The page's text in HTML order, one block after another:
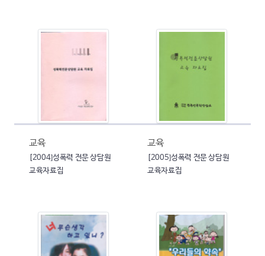
교육
[2004]성폭력 전문 상담원
교육자료집
교육
[2005]성폭력 전문 상담원
교육자료집